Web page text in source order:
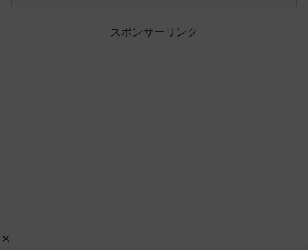
スポンサーリンク